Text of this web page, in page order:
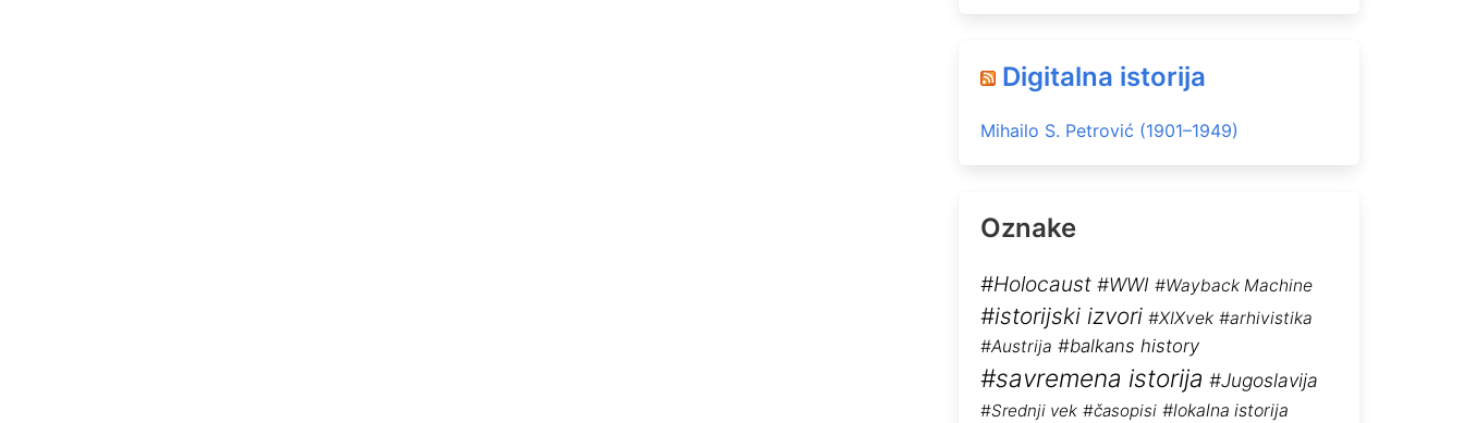
Digitalna istorija
Mihailo S. Petrović (1901–1949)
Oznake
#Holocaust #WWI #Wayback Machine
#istorijski izvori #XIXvek #arhivistika
#Austrija #balkans history
#savremena istorija #Jugoslavija
#Srednji vek #časopisi #lokalna istorija